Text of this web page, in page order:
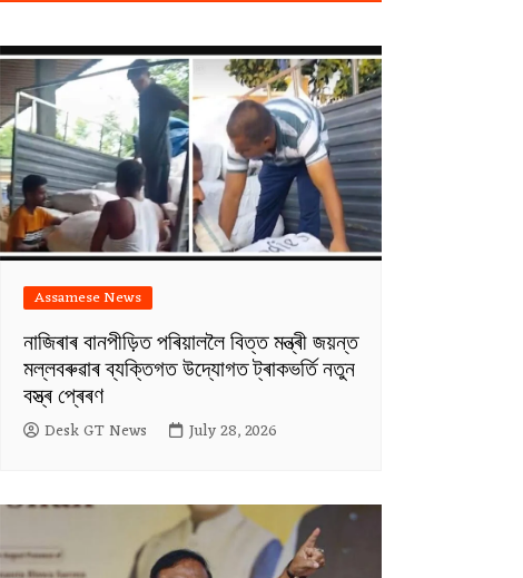
Assamese News
নাজিৰাৰ বানপীড়িত পৰিয়াললৈ বিত্ত মন্ত্ৰী জয়ন্ত
মল্লবৰুৱাৰ ব্যক্তিগত উদ্যোগত ট্ৰাকভৰ্তি নতুন
বস্ত্ৰ প্ৰেৰণ
Desk GT News July 28, 2026